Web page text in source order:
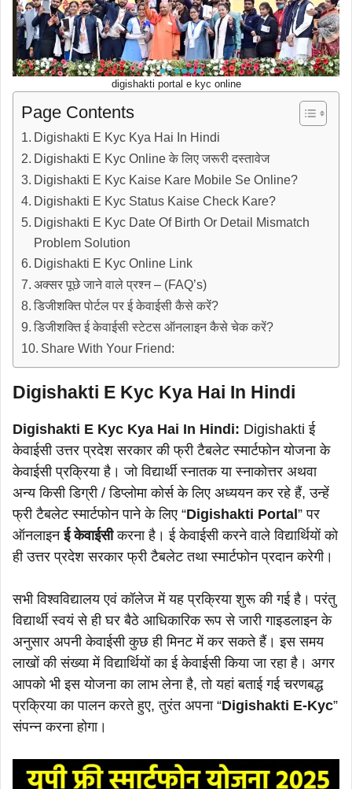
digishakti portal e kyc online
Page Contents
Digishakti E Kyc Kya Hai In Hindi
Digishakti E Kyc Online के लिए जरूरी दस्तावेज
Digishakti E Kyc Kaise Kare Mobile Se Online?
Digishakti E Kyc Status Kaise Check Kare?
Digishakti E Kyc Date Of Birth Or Detail Mismatch
Problem Solution
Digishakti E Kyc Online Link
अक्सर पूछे जाने वाले प्रश्न – (FAQ’s)
डिजीशक्ति पोर्टल पर ई केवाईसी कैसे करें?
डिजीशक्ति ई केवाईसी स्टेटस ऑनलाइन कैसे चेक करें?
Share With Your Friend:
Digishakti E Kyc Kya Hai In Hindi
Digishakti E Kyc Kya Hai In Hindi: Digishakti ई
केवाईसी उत्तर प्रदेश सरकार की फ्री टैबलेट स्मार्टफोन योजना के
केवाईसी प्रक्रिया है। जो विद्यार्थी स्नातक या स्नाकोत्तर अथवा
अन्य किसी डिग्री / डिप्लोमा कोर्स के लिए अध्ययन कर रहे हैं, उन्हें
फ्री टैबलेट स्मार्टफोन पाने के लिए “Digishakti Portal” पर
ऑनलाइनई केवाईसीकरना है। ई केवाईसी करने वाले विद्यार्थियों को
ही उत्तर प्रदेश सरकार फ्री टैबलेट तथा स्मार्टफोन प्रदान करेगी।
सभी विश्वविद्यालय एवं कॉलेज में यह प्रक्रिया शुरू की गई है। परंतु
विद्यार्थी स्वयं से ही घर बैठे आधिकारिक रूप से जारी गाइडलाइन के
अनुसार अपनी केवाईसी कुछ ही मिनट में कर सकते हैं। इस समय
लाखों की संख्या में विद्यार्थियों का ई केवाईसी किया जा रहा है। अगर
आपको भी इस योजना का लाभ लेना है, तो यहां बताई गई चरणबद्ध
प्रक्रिया का पालन करते हुए, तुरंत अपना “Digishakti E-Kyc”
संपन्न करना होगा।